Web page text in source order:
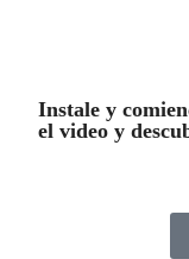
Instale y
el video y